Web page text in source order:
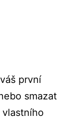
první
smazat